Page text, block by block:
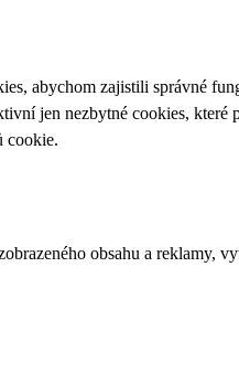
abychom zajistili správné
jen nezbytné cookies,
cookie.
obsahu a reklamy,